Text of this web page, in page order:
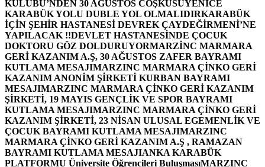
KULÜBÜ’NDEN 30 AĞUSTOS COŞKUSUYENİCE
KARABÜK YOLU DUBLE YOL OLMALIDIRKARABÜK
İÇİN ŞEHİR HASTANESİ DEVREK ÇAYDEĞİRMENİ’NE
YAPILACAK !!DEVLET HASTANESİNDE ÇOCUK
DOKTORU GÖZ DOLDURUYORMARZİNC MARMARA
GERİ KAZANIM A.Ş, 30 AĞUSTOS ZAFER BAYRAMI
KUTLAMA MESAJIMARZINC MARMARA ÇİNKO GERİ
KAZANIM ANONİM ŞİRKETİ KURBAN BAYRAMI
MESAJIMARZINC MARMARA ÇİNKO GERİ KAZANIM
ŞİRKETİ, 19 MAYIS GENÇLİK VE SPOR BAYRAMI
KUTLAMA MESAJIMARZINC MARMARA ÇİNKO GERİ
KAZANIM ŞİRKETİ, 23 NİSAN ULUSAL EGEMENLİK VE
ÇOCUK BAYRAMI KUTLAMA MESAJIMARZINC
MARMARA ÇİNKO GERİ KAZANIM A.Ş , RAMAZAN
BAYRAMI KUTLAMA MESAJIANKA KARABÜK
PLATFORMU Üniversite Öğrencileri BuluşmasıMARZINC